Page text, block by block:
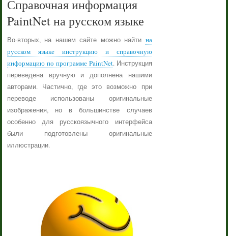
Справочная информация
PaintNet на русском языке
Во-вторых, на нашем сайте можно найти на
русском языке инструкцию и справочную
информацию по программе PaintNet. Инструкция
переведена вручную и дополнена нашими
авторами. Частично, где это возможно при
переводе использованы оригинальные
изображения, но в большинстве случаев
особенно для русскоязычного интерфейса
были подготовлены оригинальные
иллюстрации.